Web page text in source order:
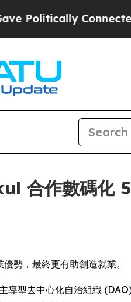
Connected oil
合作數碼化
勢，最終更有助創造就業。
導型去中心化自治組織